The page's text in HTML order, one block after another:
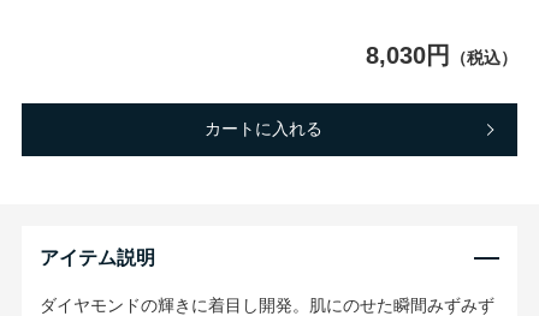
8,030円 （税込）
カートに入れる
アイテム説明
ダイヤモンドの輝きに着目し開発。肌にのせた瞬間みずみず